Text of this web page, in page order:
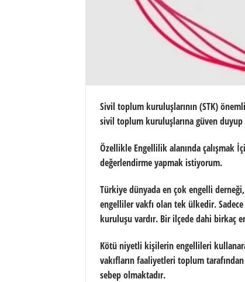
Sivil toplum kuruluşlarının (STK)
sivil toplum kuruluşlarına güven duyup
Özellikle Engellilik alanında çalışmak
değerlendirme yapmak istiyorum.
Türkiye dünyada en çok engelli
engelliler vakfı olan tek ülkedir.
kuruluşu vardır. Bir ilçede dahi birkaç
Kötü niyetli kişilerin engellileri
vakıfların faaliyetleri toplum
sebep olmaktadır.